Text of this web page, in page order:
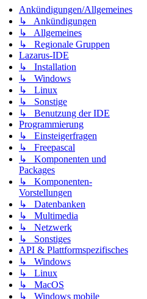
Ankündigungen/Allgemeines
↳ Ankündigungen
↳ Allgemeines
↳ Regionale Gruppen
Lazarus-IDE
↳ Installation
↳ Windows
↳ Linux
↳ Sonstige
↳ Benutzung der IDE
Programmierung
↳ Einsteigerfragen
↳ Freepascal
↳ Komponenten und
Packages
↳ Komponenten-
Vorstellungen
↳ Datenbanken
↳ Multimedia
↳ Netzwerk
↳ Sonstiges
API & Plattformspezifisches
↳ Windows
↳ Linux
↳ MacOS
↳ Windows mobile